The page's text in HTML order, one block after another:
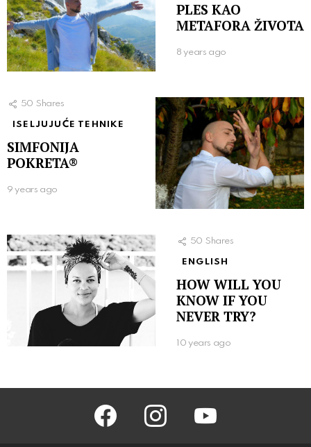
PLES KAO
METAFORA ŽIVOTA
8 years ago
50 Shares
ISELJUJUĆE TEHNIKE
SIMFONIJA
POKRETA®
9 years ago
50 Shares
ENGLISH
HOW WILL YOU
KNOW IF YOU
NEVER TRY?
10 years ago
facebook instagram youtube